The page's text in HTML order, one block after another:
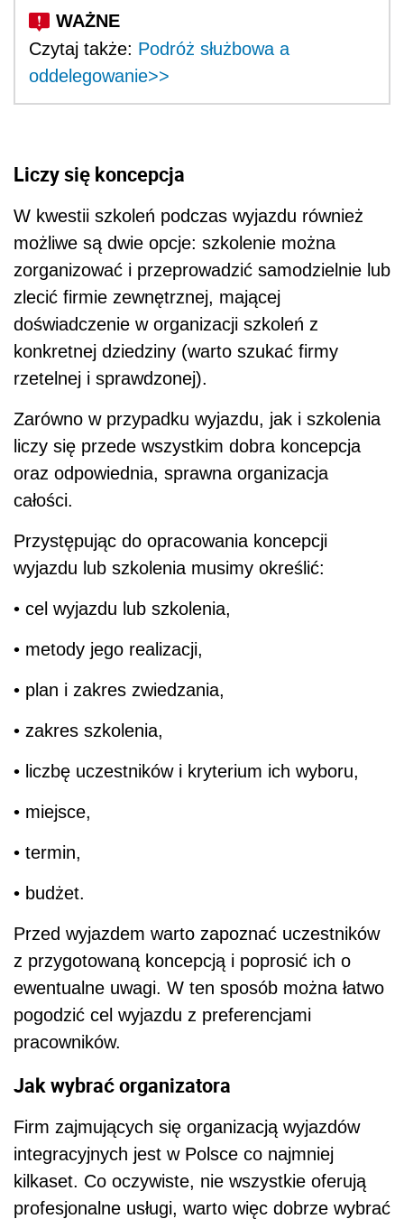
Czytaj także: Podróż służbowa a
oddelegowanie>>
Liczy się koncepcja
W kwestii szkoleń podczas wyjazdu również
możliwe są dwie opcje: szkolenie można
zorganizować i przeprowadzić samodzielnie lub
zlecić firmie zewnętrznej, mającej
doświadczenie w organizacji szkoleń z
konkretnej dziedziny (warto szukać firmy
rzetelnej i sprawdzonej).
Zarówno w przypadku wyjazdu, jak i szkolenia
liczy się przede wszystkim dobra koncepcja
oraz odpowiednia, sprawna organizacja
całości.
Przystępując do opracowania koncepcji
wyjazdu lub szkolenia musimy określić:
• cel wyjazdu lub szkolenia,
• metody jego realizacji,
• plan i zakres zwiedzania,
• zakres szkolenia,
• liczbę uczestników i kryterium ich wyboru,
• miejsce,
• termin,
• budżet.
Przed wyjazdem warto zapoznać uczestników
z przygotowaną koncepcją i poprosić ich o
ewentualne uwagi. W ten sposób można łatwo
pogodzić cel wyjazdu z preferencjami
pracowników.
Jak wybrać organizatora
Firm zajmujących się organizacją wyjazdów
integracyjnych jest w Polsce co najmniej
kilkaset. Co oczywiste, nie wszystkie oferują
profesjonalne usługi, warto więc dobrze wybrać